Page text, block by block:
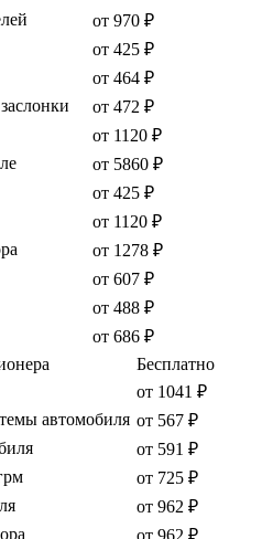
от 970 ₽
от 425 ₽
от 464 ₽
от 472 ₽
от 1120 ₽
от 5860 ₽
от 425 ₽
от 1120 ₽
от 1278 ₽
от 607 ₽
от 488 ₽
от 686 ₽
Бесплатно
от 1041 ₽
автомобиля от 567 ₽
от 591 ₽
от 725 ₽
от 962 ₽